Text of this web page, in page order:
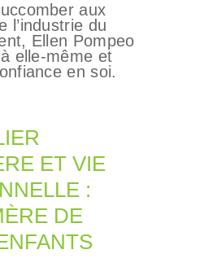
aux
l’industrie du
Ellen Pompeo
elle-même et
en soi.
ET VIE
:
DE